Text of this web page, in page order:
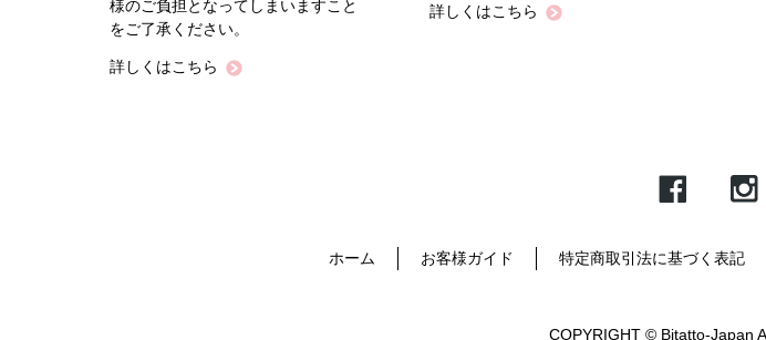
様のご負担となってしまいますこと
をご了承ください。
詳しくはこちら
詳しくはこちら
ホーム お客様ガイド 特定商取引法に基づく表記
COPYRIGHT © Bitatto-Japan